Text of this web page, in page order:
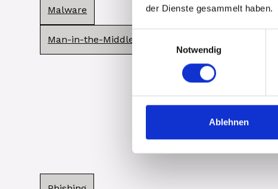
der Dienste gesammelt haben.
Notwendig
Ablehnen
Malware
Man-in-the-Middle-Angriff (MitM)